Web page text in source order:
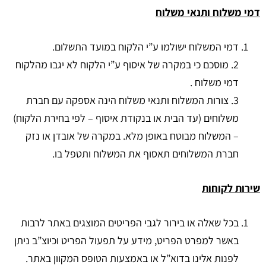
דמי משלוח ותנאי משלוח
דמי המשלוח ישולמו ע”י הלקוח במועד התשלום.
2. מוסכם כי במקרה של איסוף ע”י הלקוח לא יגבו מהלקוח
דמי משלוח .
3. צורות המשלוח ותנאי משלוח הינה אספקה עם חברת
משלוחים (עד הבית או בנקודת איסוף – לפי בחירת הלקוח)
– המשלוח מבוטח באופן מלא. במקרה של אובדן או נזק
חברת המשלוחים תאסוף את המשלוח ותטפל בו.
שירות לקוחות
בכל שאלה או בירור לגבי הפריטים המוצגים באתר לרבות
באשר למפרט הפריט, מידע על תפעול הפריט וכיוצ”ב ניתן
לפנות אלינו בדוא”ל או באמצעות הטופס המקוון באתר.